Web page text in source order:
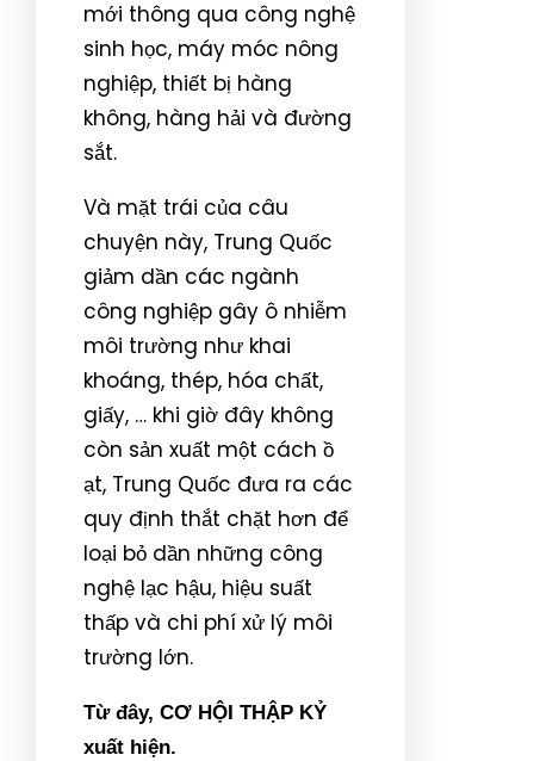
mới thông qua công nghệ
sinh học, máy móc nông
nghiệp, thiết bị hàng
không, hàng hải và đường
sắt.
Và mặt trái của câu
chuyện này, Trung Quốc
giảm dần các ngành
công nghiệp gây ô nhiễm
môi trường như khai
khoáng, thép, hóa chất,
giấy, … khi giờ đây không
còn sản xuất một cách ồ
ạt, Trung Quốc đưa ra các
quy định thắt chặt hơn để
loại bỏ dần những công
nghệ lạc hậu, hiệu suất
thấp và chi phí xử lý môi
trường lớn.
Từ đây, CƠ HỘI THẬP KỶ
xuất hiện.